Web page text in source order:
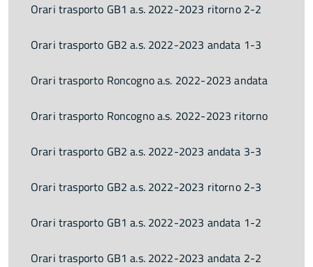
Orari trasporto GB1 a.s. 2022-2023 ritorno 2-2
Orari trasporto GB2 a.s. 2022-2023 andata 1-3
Orari trasporto Roncogno a.s. 2022-2023 andata
Orari trasporto Roncogno a.s. 2022-2023 ritorno
Orari trasporto GB2 a.s. 2022-2023 andata 3-3
Orari trasporto GB2 a.s. 2022-2023 ritorno 2-3
Orari trasporto GB1 a.s. 2022-2023 andata 1-2
Orari trasporto GB1 a.s. 2022-2023 andata 2-2